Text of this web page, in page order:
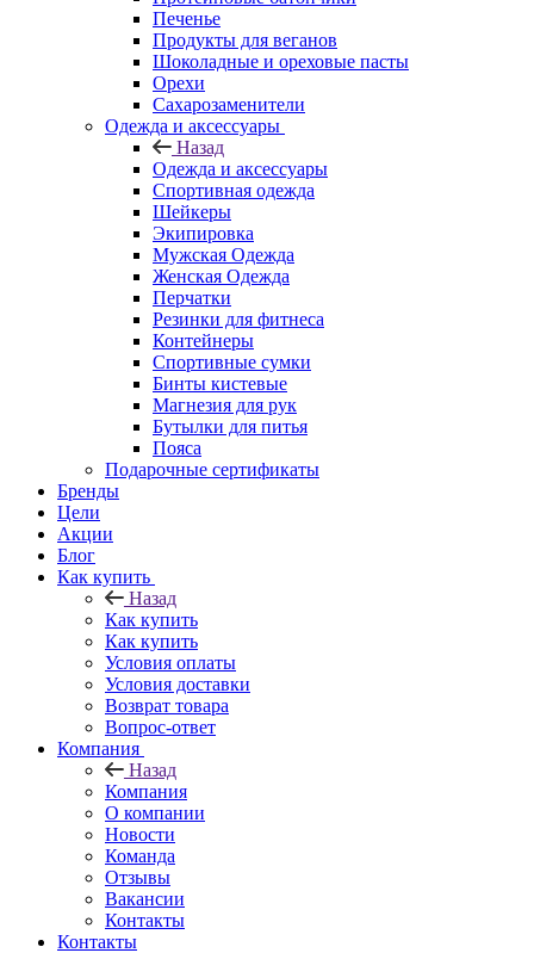
Печенье
Продукты для веганов
Шоколадные и ореховые пасты
Орехи
Сахарозаменители
Одежда и аксессуары
Назад
Одежда и аксессуары
Спортивная одежда
Шейкеры
Экипировка
Мужская Одежда
Женская Одежда
Перчатки
Резинки для фитнеса
Контейнеры
Спортивные сумки
Бинты кистевые
Магнезия для рук
Бутылки для питья
Пояса
Подарочные сертификаты
Бренды
Цели
Акции
Блог
Как купить
Назад
Как купить
Как купить
Условия оплаты
Условия доставки
Возврат товара
Вопрос-ответ
Компания
Назад
Компания
О компании
Новости
Команда
Отзывы
Вакансии
Контакты
Контакты